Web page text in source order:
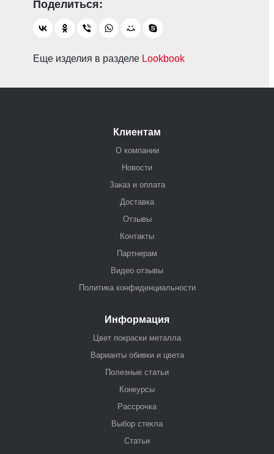
Еще изделия в разделе Lookbook
Клиентам
О компании
Новости
Заказ и оплата
Доставка
Отзывы
Контакты
Партнерам
Видео отзывы
Политика конфиденциальности
Информация
Цвет покраски металла
Варианты обивки и цвета
Полезные статьи
Конкурсы
Рассрочка
Выбор стекла
Статьи